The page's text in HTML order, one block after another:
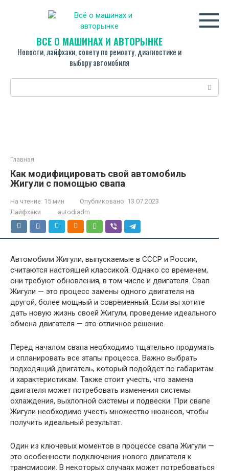
ВСЁ О МАШИНАХ И АВТОРЫНКЕ
Новости, лайфхаки, совету по ремонту, диагностике и
выбору автомобиля
Поиск:
Главная
Как модифицировать свой автомобиль
Жигули с помощью свапа
На чтение: 15 мин Опубликовано: 13.07.2023
Лайфхаки
autodiadm
Автомобили Жигули, выпускаемые в СССР и России,
считаются настоящей классикой. Однако со временем,
они требуют обновления, в том числе и двигателя. Свап
Жигули — это процесс замены одного двигателя на
другой, более мощный и современный. Если вы хотите
дать новую жизнь своей Жигули, проведение идеального
обмена двигателя — это отличное решение.
Перед началом свапа необходимо тщательно продумать
и спланировать все этапы процесса. Важно выбрать
подходящий двигатель, который подойдет по габаритам
и характеристикам. Также стоит учесть, что замена
двигателя может потребовать изменения системы
охлаждения, выхлопной системы и подвески. При свапе
Жигули необходимо учесть множество нюансов, чтобы
получить идеальный результат.
Один из ключевых моментов в процессе свапа Жигули —
это особенности подключения нового двигателя к
трансмиссии. В некоторых случаях может потребоваться